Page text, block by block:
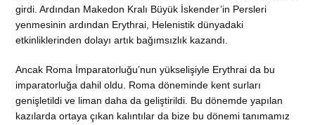
girdi. Ardından Makedon Kralı Büyük İskender’in Persleri
yenmesinin ardından Erythrai, Helenistik dünyadaki
etkinliklerinden dolayı artık bağımsızlık kazandı.
Ancak Roma İmparatorluğu’nun yükselişiyle Erythrai da bu
imparatorluğa dahil oldu. Roma döneminde kent surları
genişletildi ve liman daha da geliştirildi. Bu dönemde yapılan
kazılarda ortaya çıkan kalıntılar da bize bu dönemi tanımamız